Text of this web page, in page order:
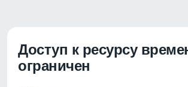
Доступ к ресурсу
ограничен